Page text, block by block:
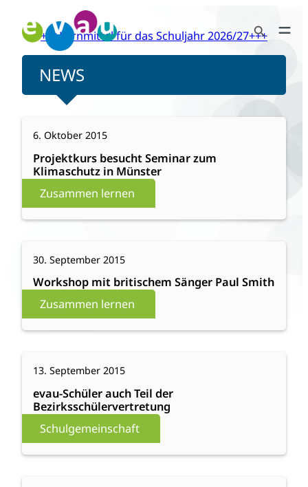
Inhalt
springen
Search
for:
+++Lernmittel für das Schuljahr 2026/27+++
NEWS
Zusammen lernen
6. Oktober 2015
Projektkurs besucht Seminar zum
Klimaschutz in Münster
Projektkurs
besucht
Seminar
zum
Klimaschutz
in
Zusammen lernen
30. September 2015
Workshop mit britischem Sänger Paul Smith
Workshop
mit
britischem
Sänger
Paul
Schulgemeinschaft
13. September 2015
evau-Schüler auch Teil der
Bezirksschülervertretung
evau-
Schüler
auch
Teil
der
Bezirksschülervertretung